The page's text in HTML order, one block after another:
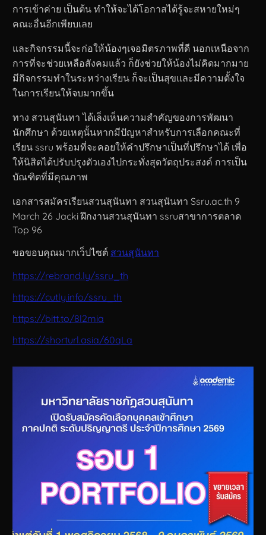
การเข้าค่าย เป็นต้น ทำให้จะได้โอกาสได้รู้จะสหายใหม่ๆ
คณะอื่นอีกเพียบเลย
และกิจกรรมนี้จะก่อให้น้องๆเจอมิตรภาพที่ดี นอกเหนือจาก
การที่จะช่วยเหลือสังคมแล้ว ก็ยังช่วยให้น้องไม่คิดมากมาย
มีกิจกรรมทำในระหว่างเรียน ก็จะเป็นสุขและมีความตั้งใจ
ในการเรียนให้จบมากขึ้น
ทาง สวนสุนันทา ได้เล็งเห็นความสำคัญของการพัฒนา
นักศึกษา ด้วยเหตุนั้นหากมีปัญหาสำหรับการเลือกคณะที่
เรียน ssru พร้อมที่จะคอยให้คำปรึกษาเป็นที่ปรึกษาได้ เพื่อ
ให้นิสิตได้ปรับปรุงตัวเองไปกระทั่งสุดวัตถุประสงค์ การเป็น
บัณฑิตที่มีคุณภาพ
เอกสารสมัครเรียนสวนสุนันทา สวนสุนันทา Ssru.ac.th 9
March 26 Jacki ฝึกงานสวนสุนันทา ssruสาขาการตลาด
Top 96
ขอขอบคุณมากเว็ปไซต์ สวนสุนันทา
https://rebrand.ly/ssru_th
https://cutly.info/ssru_th
https://bitt.to/8l2mia
https://shorturl.asia/60qLa